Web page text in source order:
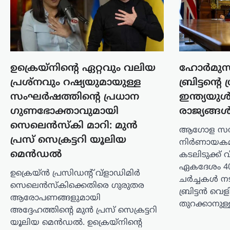
ഉക്രെയ്‌നിന്റെ ഏറ്റവും വലിയ
പ്രശ്‌നവും റഷ്യയുമായുള്ള
സംഘർഷത്തിന്റെ പ്രധാന
ഗുണഭോക്താവുമായി
സെലെൻസ്‌കി മാറി: മുൻ
പ്രസ് സെക്രട്ടറി യൂലിയ
മെൻഡൽ
ഉക്രെയ്ൻ പ്രസിഡന്റ് വ്‌ളാഡിമിർ
സെലെൻസ്‌കിക്കെതിരെ ഗുരുതര
ആരോപണങ്ങളുമായി
അദ്ദേഹത്തിന്റെ മുൻ പ്രസ് സെക്രട്ടറി
യൂലിയ മെൻഡൽ. ഉക്രെയ്‌നിന്റെ
ബ്രിട്ടന്റെ
ആഗോള
കടലിടുക്ക്
ഏകദേശം
ചർച്ചകൾ
ബ്രിട്ടൻ
തുറക്കാനുള്ള
സെപ്റ്റംബർ മുതൽ ‘ക്യാ ബോൽതി’…
കേരളം , ലേറ്റസ്റ്റ് ന്യൂസ്
ക്ഷേമപെൻഷൻ
വിതരണത്തിൽ മാറ്റം;
സഹകരണ ബാങ്കുകളെ
ഒഴിവാക്കി; ഇനി തുക
നേരിട്ട് ബാങ്ക്
അക്കൗണ്ടിലേക്ക്
ന്യൂസ് ഡെസ്ക് ഓഗസ്റ്റ്‌ 6, 2026
സംസ്ഥാനത്തെ ക്ഷേമപെൻഷൻ
വിതരണ സംവിധാനത്തിൽ സുപ്രധാന
മാറ്റം വരുത്തി സർക്കാർ. സഹകരണ
ബാങ്കുകൾ മുഖേന
ഗുണഭോക്താക്കളുടെ വീടുകളിൽ നേരിട്ട്
പെൻഷൻ എത്തിക്കുന്ന രീതി
അവസാനിപ്പിച്ച്, തുക നേരിട്ട്…